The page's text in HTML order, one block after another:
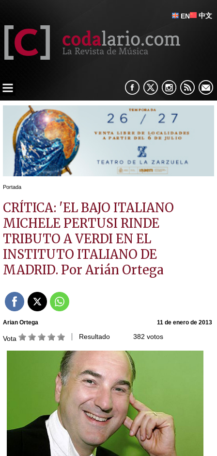
EN 中文
Portada
CRÍTICA: 'EL BAJO ITALIANO
MICHELE PERTUSI RINDE
TRIBUTO A VERDI EN EL
INSTITUTO ITALIANO DE
MADRID. Por Arián Ortega
Arian Ortega 11 de enero de 2013
Vota Resultado 382 votos